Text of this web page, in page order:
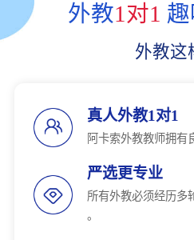
外教1对1
外教这
真人外教1对1
阿卡索外教教师拥有
严选更专业
所有外教必须经历多
。